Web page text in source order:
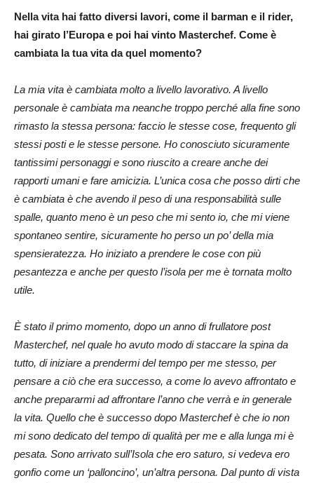
Nella vita hai fatto diversi lavori, come il barman e il rider,
hai girato l’Europa e poi hai vinto Masterchef. Come è
cambiata la tua vita da quel momento?
La mia vita è cambiata molto a livello lavorativo. A livello
personale è cambiata ma neanche troppo perché alla fine sono
rimasto la stessa persona: faccio le stesse cose, frequento gli
stessi posti e le stesse persone. Ho conosciuto sicuramente
tantissimi personaggi e sono riuscito a creare anche dei
rapporti umani e fare amicizia. L’unica cosa che posso dirti che
è cambiata è che avendo il peso di una responsabilità sulle
spalle, quanto meno è un peso che mi sento io, che mi viene
spontaneo sentire, sicuramente ho perso un po’ della mia
spensieratezza. Ho iniziato a prendere le cose con più
pesantezza e anche per questo l’isola per me è tornata molto
utile.
È stato il primo momento, dopo un anno di frullatore post
Masterchef, nel quale ho avuto modo di staccare la spina da
tutto, di iniziare a prendermi del tempo per me stesso, per
pensare a ciò che era successo, a come lo avevo affrontato e
anche prepararmi ad affrontare l’anno che verrà e in generale
la vita. Quello che è successo dopo Masterchef è che io non
mi sono dedicato del tempo di qualità per me e alla lunga mi è
pesata. Sono arrivato sull’Isola che ero saturo, si vedeva ero
gonfio come un ‘palloncino’, un’altra persona. Dal punto di vista